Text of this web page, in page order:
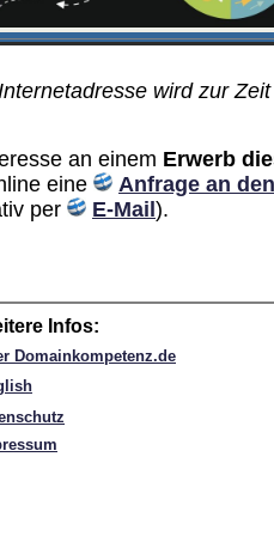
wird zur
an einem Erwerb
eine
Anfrage an
per
E-Mail ).
Infos:
Domainkompetenz.de